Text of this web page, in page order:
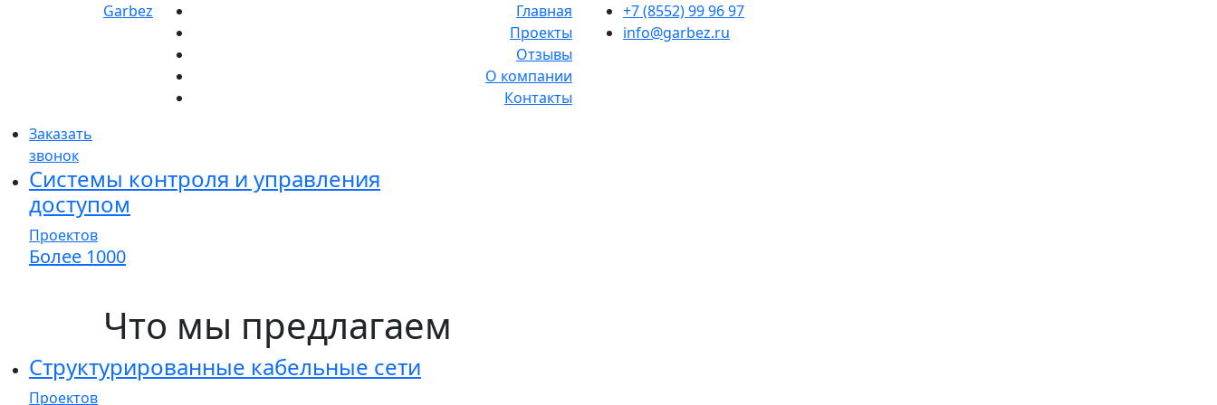
Garbez
Главная
Проекты
Отзывы
О компании
Контакты
+7 (8552) 99 96 97
info@garbez.ru
Заказать
звонок
Системы контроля и управления
доступом
Проектов
Более 1000
Что мы предлагаем
Структурированные кабельные сети
Проектов